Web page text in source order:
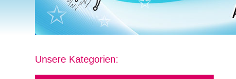
Unsere Kategorien: